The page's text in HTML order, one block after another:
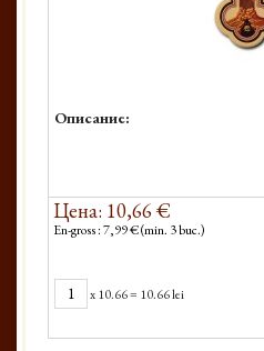
Описание:
Цена: 10,66 €
En-gross : 7,99 € (min. 3 buc.)
x10.66= 10.66 lei